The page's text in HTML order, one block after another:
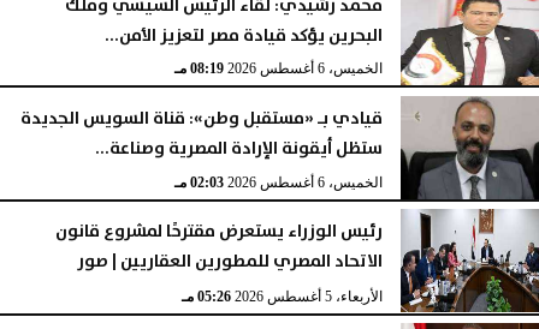
الخميس، 6 أغسطس 2026 08:28 مـ
البحرين يؤكد قيادة مصر لتعزيز الأمن...
الخميس، 6 أغسطس 2026 08:19 مـ
قيادي بـ «مستقبل وطن»: قناة السويس الجديدة
ستظل أيقونة الإرادة المصرية وصناعة...
الخميس، 6 أغسطس 2026 02:03 مـ
رئيس الوزراء يستعرض مقترحًا لمشروع قانون
الاتحاد المصري للمطورين العقاريين | صور
الأربعاء، 5 أغسطس 2026 05:26 مـ